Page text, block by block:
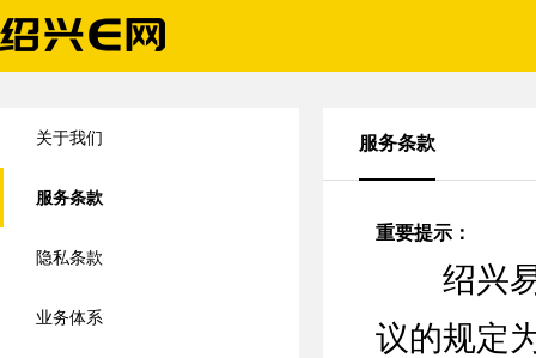
关于我们
服务条款
隐私条款
业务体系
服务条款
重要提示：
绍兴易
议的规定